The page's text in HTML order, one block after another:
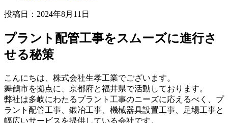
投稿日：2024年8月11日
プラント配管工事をスムーズに進行さ
せる秘策
こんにちは、株式会社生孝工業でございます。
舞鶴市を拠点に、京都府と福井県で活動しております。
弊社は多岐にわたるプラント工事のニーズに応えるべく、プ
ラント配管工事、鍛冶工事、機械器具設置工事、足場工事と
幅広いサービスを提供している会社です。